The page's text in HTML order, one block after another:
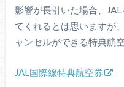
影響が長引いた場合、
てくれるとは思いますが
ャンセルができる特典航
JAL国際線特典航空券